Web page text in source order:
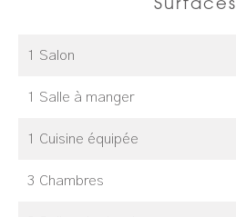
1 Salon
1 Salle à manger
1 Cuisine équipée
3 Chambres